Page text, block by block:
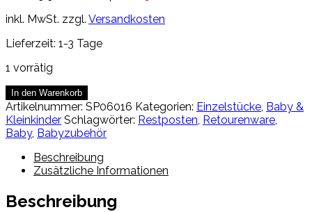
war:
inkl. MwSt. zzgl. Versandkosten
Lieferzeit: 1-3 Tage
1 vorrätig
Babyschlafsack
Menge
In den Warenkorb
Artikelnummer: SP06016 Kategorien: Einzelstücke Baby &
Kleinkinder Schlagwörter: Restposten Retourenware
Baby, Babyzubehör
Beschreibung
Zusätzliche Informationen
Beschreibung